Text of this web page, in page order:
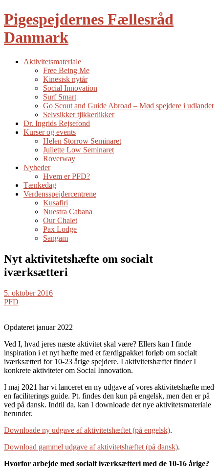
Pigespejdernes Fællesråd
Danmark
Aktivitetsmateriale
Free Being Me
Kinesisk nytår
Social Innovation
Surf Smart
Go Scout and Guide Abroad – Mød spejdere i udlandet
Selvsikker tjikkerlikker
Dr. Ingrids Rejsefond
Kurser og events
Helen Storrow Seminaret
Juliette Low Seminaret
Roverway
Nyheder
Hvem er PFD?
Tænkedag
Verdensspejdercentrene
Kusafiri
Nuestra Cabana
Our Chalet
Pax Lodge
Sangam
Nyt aktivitetshæfte om socialt
iværksætteri
5. oktober 2016
PFD
Opdateret januar 2022
Ved I, hvad jeres næste aktivitet skal være? Ellers kan I finde
inspiration i et nyt hæfte med et færdigpakket forløb om socialt
iværksætteri for 10-23 årige spejdere. I aktivitetshæftet finder I
konkrete aktiviteter om Social Innovation.
I maj 2021 har vi lanceret en ny udgave af vores aktivitetshæfte med
en faciliterings guide. Pt. findes den kun på engelsk, men den er på
ved på dansk. Indtil da, kan I downloade det nye aktivitetsmateriale
herunder.
Downloade ny udgave af aktivitetshæftet (på engelsk).
Download gammel udgave af aktivitetshæftet (på dansk).
Hvorfor arbejde med socialt iværksætteri med de 10-16 årige?